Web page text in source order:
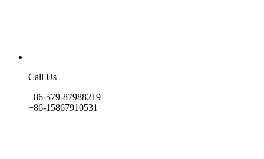
Call Us
+86-579-87988219
+86-15867910531